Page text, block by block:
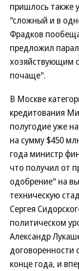
пришлось также
"сложный и в
Фрадков
предложил
хозяйствующим
почаще".
В Москве
кредитования
полугодие уже
на сумму $450
года министр
что получил от
одобрение" на
техническую
Сергея
политическом
Александр
договоренности
конце года, и